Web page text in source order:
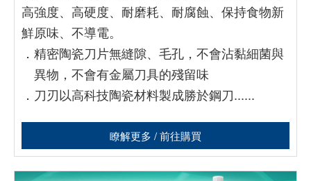
高強度、高硬度、耐磨耗、耐腐蝕、保持食物新
鮮原味、不導電。
． 精密陶瓷刀片無縫隙、毛孔，不會沾黏細菌與
異物，不會有金屬刀具的殘留味
． 刀刃以高科技陶瓷材料製成勝於鋼刀......
瞭解更多 / 前往購買